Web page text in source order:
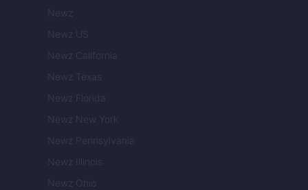
Newz
Newz US
Newz California
Newz Texas
Newz Florida
Newz New York
Newz Pennsylvania
Newz Illinois
Newz Ohio